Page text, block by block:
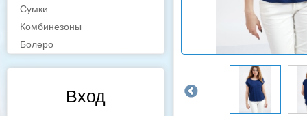
Сумки
Комбинезоны
Болеро
Вход